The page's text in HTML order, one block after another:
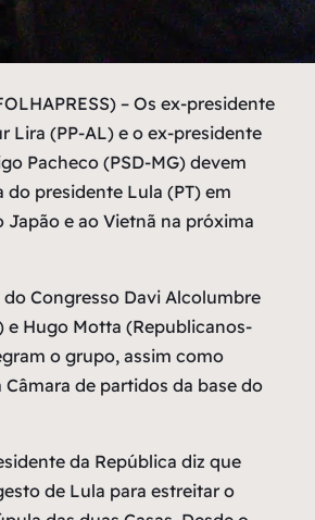
– Os ex-presidente
Lira (PP-AL) e o ex-presidente
Pacheco (PSD-MG) devem
presidente Lula (PT) em
e ao Vietnã na próxima
Congresso Davi Alcolumbre
e Hugo Motta (Republicanos-
o grupo, assim como
de partidos da base do
da República diz que
de Lula para estreitar o